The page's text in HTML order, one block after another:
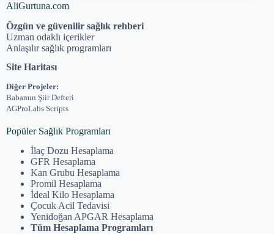
AliGurtuna.com
Özgün ve güvenilir sağlık rehberi
Uzman odaklı içerikler
Anlaşılır sağlık programları
Site Haritası
Diğer Projeler:
Babamın Şiir Defteri
AGProLabs Scripts
Popüler Sağlık Programları
İlaç Dozu Hesaplama
GFR Hesaplama
Kan Grubu Hesaplama
Promil Hesaplama
İdeal Kilo Hesaplama
Çocuk Acil Tedavisi
Yenidoğan APGAR Hesaplama
Tüm Hesaplama Programları